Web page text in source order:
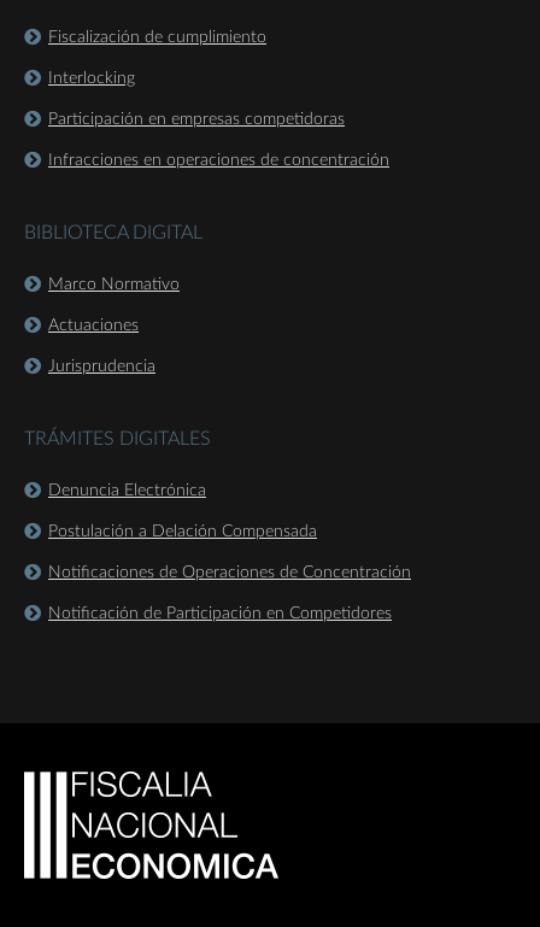
Fiscalización de cumplimiento
Interlocking
Participación en empresas competidoras
Infracciones en operaciones de concentración
BIBLIOTECA DIGITAL
Marco Normativo
Actuaciones
Jurisprudencia
TRÁMITES DIGITALES
Denuncia Electrónica
Postulación a Delación Compensada
Notificaciones de Operaciones de Concentración
Notificación de Participación en Competidores